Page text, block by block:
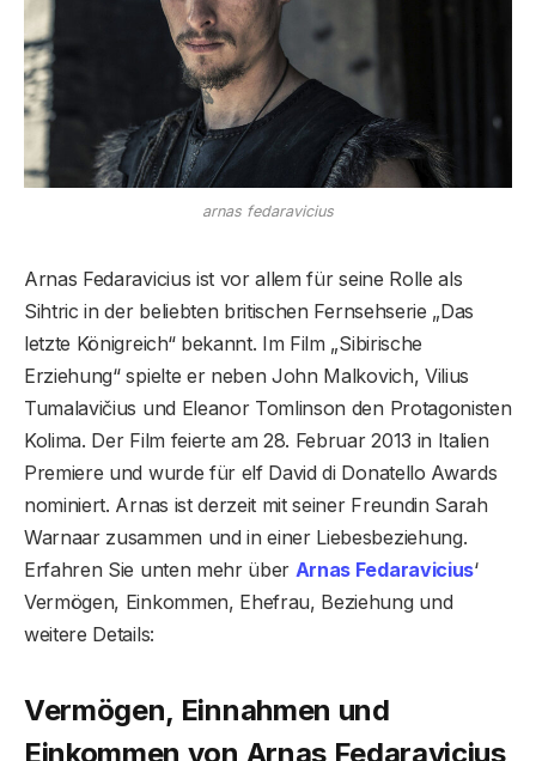
arnas fedaravicius
Arnas Fedaravicius ist vor allem für seine Rolle als
Sihtric in der beliebten britischen Fernsehserie „Das
letzte Königreich“ bekannt. Im Film „Sibirische
Erziehung“ spielte er neben John Malkovich, Vilius
Tumalavičius und Eleanor Tomlinson den Protagonisten
Kolima. Der Film feierte am 28. Februar 2013 in Italien
Premiere und wurde für elf David di Donatello Awards
nominiert. Arnas ist derzeit mit seiner Freundin Sarah
Warnaar zusammen und in einer Liebesbeziehung.
Erfahren Sie unten mehr über Arnas Fedaravicius‘
Vermögen, Einkommen, Ehefrau, Beziehung und
weitere Details:
Vermögen, Einnahmen und
Einkommen von Arnas Fedaravicius